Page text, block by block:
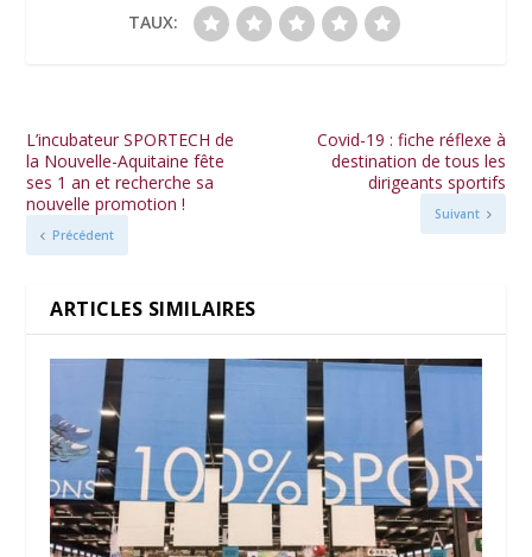
TAUX:
L’incubateur SPORTECH de
la Nouvelle-Aquitaine fête
ses 1 an et recherche sa
nouvelle promotion !
Précédent
Covid-19 : fiche réflexe à
destination de tous les
dirigeants sportifs
Suivant
ARTICLES SIMILAIRES